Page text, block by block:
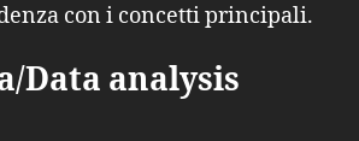
con i concetti principali.
Data analysis